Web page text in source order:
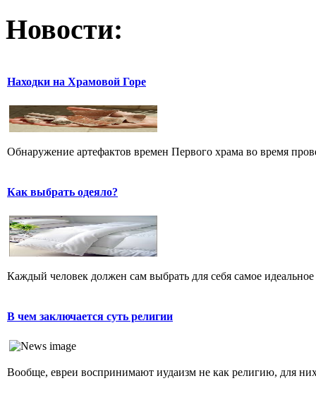
Новости:
Находки на Храмовой Горе
Обнаружение артефактов времен Первого храма во время
Как выбрать одеяло?
Каждый человек должен сам выбрать для себя самое
В чем заключается суть религии
Вообще, евреи воспринимают иудаизм не как религию, для